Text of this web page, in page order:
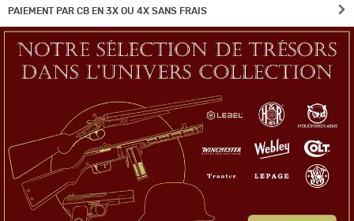
PAIEMENT PAR CB EN 3X OU 4X SANS FRAIS